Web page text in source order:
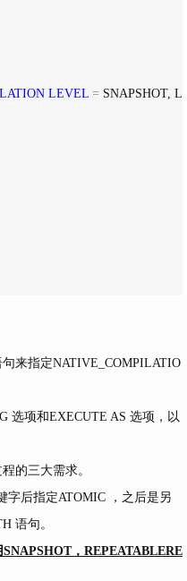
LEVEL = SNAPSHOT, L
来指定NATIVE_COMPILATIO
选项和EXECUTE AS 选项，以
的三大需求。
字后指定ATOMIC ，之后是另
语句。
，REPEATABLERE